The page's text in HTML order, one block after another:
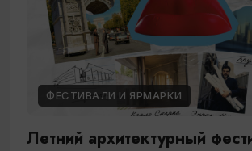
ФЕСТИВАЛИ И ЯРМАРКИ
Летний архитектурный